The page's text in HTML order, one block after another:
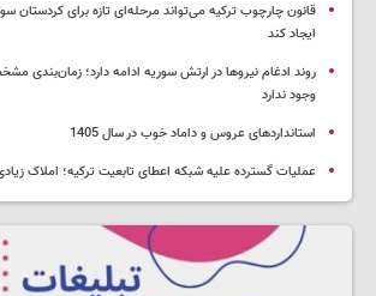
قانون چارچوب ترکیه می‌تواند مرحله‌ای تازه برای کردستان
ایجاد کند
روند ادغام نیروها در ارتش سوریه ادامه دارد؛ زمان‌بندی
وجود ندارد
استانداردهای عروس و داماد خوب در سال 1405
عملیات گسترده علیه شبکه اعطای تابعیت ترکیه؛ املاک